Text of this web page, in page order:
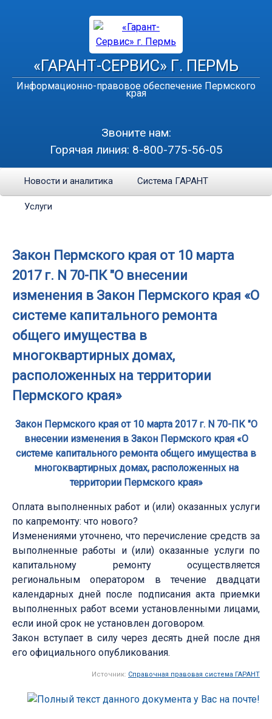
«ГАРАНТ-СЕРВИС» Г. ПЕРМЬ
Информационно-правовое обеспечение Пермского
края
Звоните нам:
Горячая линия: 8-800-775-56-05
Новости и аналитика Система ГАРАНТ
Услуги
Закон Пермского края от 10 марта
2017 г. N 70-ПК "О внесении
изменения в Закон Пермского края «О
системе капитального ремонта
общего имущества в
многоквартирных домах,
расположенных на территории
Пермского края»
Закон Пермского края от 10 марта 2017 г. N 70-ПК "О
внесении изменения в Закон Пермского края «О
системе капитального ремонта общего имущества в
многоквартирных домах, расположенных на
территории Пермского края»
Оплата выполненных работ и (или) оказанных услуги
по капремонту: что нового?
Изменениями уточнено, что перечисление средств за
выполненные работы и (или) оказанные услуги по
капитальному ремонту осуществляется
региональным оператором в течение двадцати
календарных дней после подписания акта приемки
выполненных работ всеми установленными лицами,
если иной срок не установлен договором.
Закон вступает в силу через десять дней после дня
его официального опубликования.
Источник: Справочная правовая система ГАРАНТ